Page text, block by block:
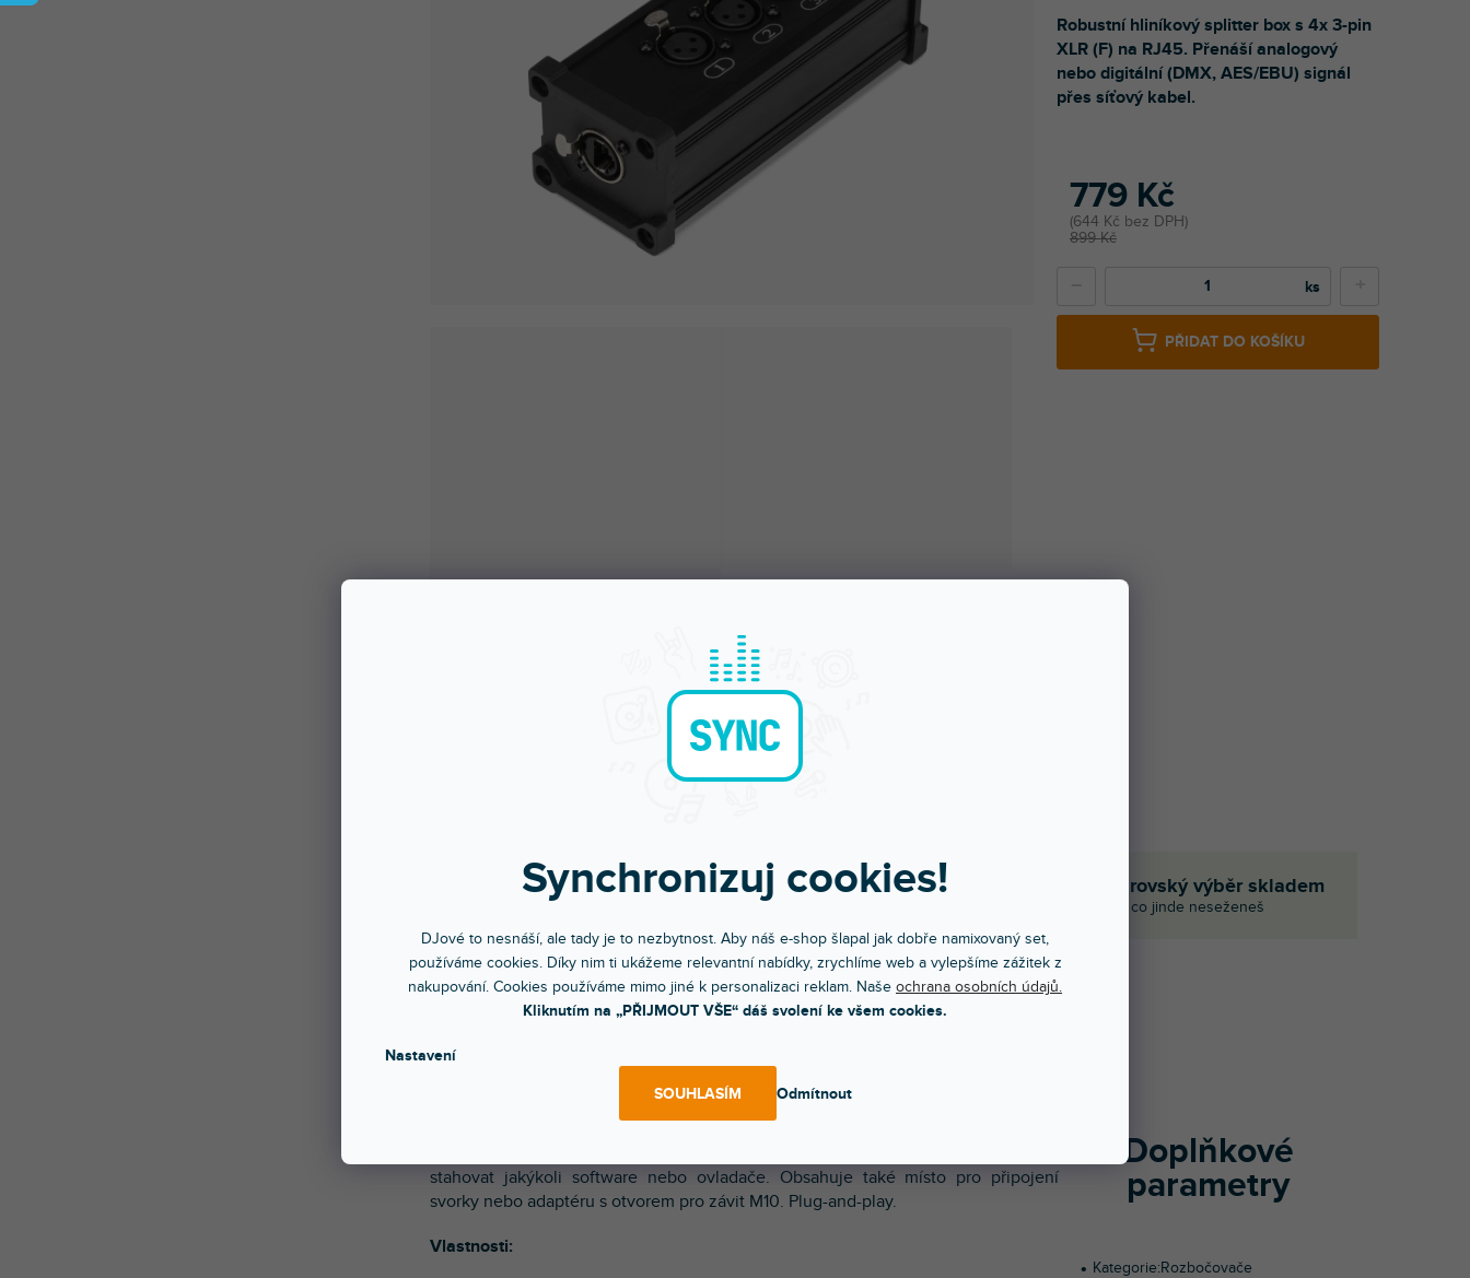
Synchronizuj cookies!
DJové to nesnáší, ale tady je to nezbytnost. Aby náš e-shop šlapal jak dobře namixovaný set,
používáme cookies. Díky nim ti ukážeme relevantní nabídky, zrychlíme web a vylepšíme zážitek z
nakupování. Cookies používáme mimo jiné k personalizaci reklam. Naše ochrana osobních údajů.
Kliknutím na „PŘIJMOUT VŠE“ dáš svolení ke všem cookies.
Nastavení
Odmítnout
SOUHLASÍM
899 Kč
779 Kč
644 Kč bez DPH
PŘIDAT DO KOŠÍKU
Robustní hliníkový splitter box s 4x 3-pin
XLR (F) na RJ45. Přenáší analogový
nebo digitální (DMX, AES/EBU) signál
přes síťový kabel.
Objednej do 15:00
A máš to druhý den doma
Poradíme s výběrem Obrovský výběr skladem
I to, co jinde neseženeš
POPIS HODNOCENÍ
Splittery PDConnex jsou ideální pro širokou škálu aplikací včetně ozvučování
jevišť, osvětlování a nahrávacích studia. Tento kompaktní multisíťový adaptér se 4
stahovat jakýkoli software nebo ovladače. Obsahuje také místo pro připojení
svorky nebo adaptéru s otvorem pro závit M10. Plug-and-play.
Vlastnosti:
Doplňkové
parametry
Kategorie:Rozbočovače